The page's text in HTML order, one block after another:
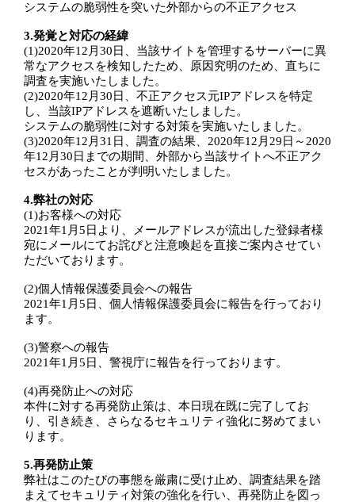
システムの脆弱性を突いた外部からの不正アクセス
3.発覚と対応の経緯
(1)2020年12月30日、当該サイトを管理するサーバーに異
常なアクセスを検知したため、原因究明のため、直ちに
調査を実施いたしました。
(2)2020年12月30日、不正アクセス元IPアドレスを特定
し、当該IPアドレスを遮断いたしました。
システムの脆弱性に対する対策を実施いたしました。
(3)2020年12月31日、調査の結果、2020年12月29日～2020
年12月30日までの期間、外部から当該サイトへ不正アク
セスがあったことが判明いたしました。
4.弊社の対応
(1)お客様への対応
2021年1月5日より、メールアドレスが流出した登録者様
宛にメールにてお詫びと注意喚起を直接ご案内させてい
ただいております。
(2)個人情報保護委員会への報告
2021年1月5日、個人情報保護委員会に報告を行っており
ます。
(3)警察への報告
2021年1月5日、警視庁に報告を行っております。
(4)再発防止への対応
本件に対する再発防止策は、本日現在既に完了してお
り、引き続き、さらなるセキュリティ強化に努めてまい
ります。
5.再発防止策
弊社はこのたびの事態を厳粛に受け止め、調査結果を踏
まえてセキュリティ対策の強化を行い、再発防止を図っ